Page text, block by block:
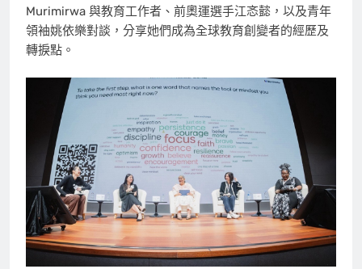
Murimirwa 與教育工作者、前奧運選手江忞懿，以及青年
領袖姚依樂對談，分享她們成為全球教育創變者的經歷及
轉捩點。